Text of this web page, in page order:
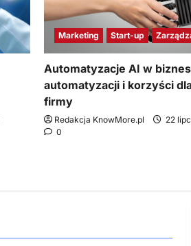
Marketing Start-up
Automatyzacje AI w
automatyzacji i korzyści
firmy
Redakcja KnowMore.pl
22
0